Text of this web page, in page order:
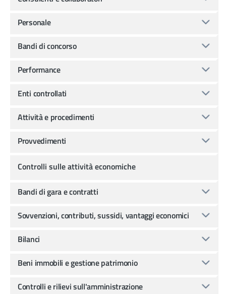
Personale
Bandi di concorso
Performance
Enti controllati
Attività e procedimenti
Provvedimenti
Controlli sulle attività economiche
Bandi di gara e contratti
Sovvenzioni, contributi, sussidi, vantaggi economici
Bilanci
Beni immobili e gestione patrimonio
Controlli e rilievi sull'amministrazione